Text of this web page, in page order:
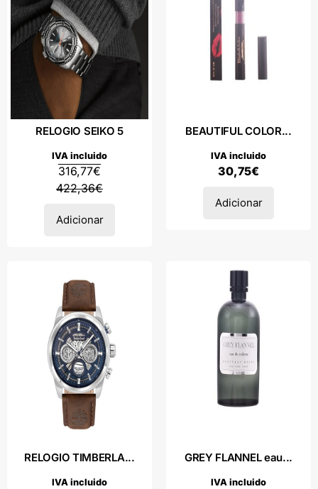
RELOGIO SEIKO 5
422,36€
316,77€
IVA incluido
Adicionar
BEAUTIFUL COLOR...
30,75€
IVA incluido
Adicionar
RELOGIO TIMBERLA...
IVA incluido
GREY FLANNEL eau...
IVA incluido